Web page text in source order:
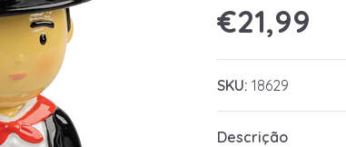
€21,99
SKU: 18629
Descrição